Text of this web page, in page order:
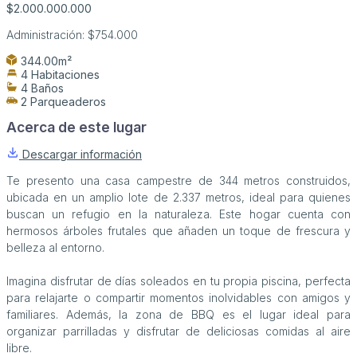
$2.000.000.000
Administración: $754.000
344.00m²
4 Habitaciones
4 Baños
2 Parqueaderos
Acerca de este lugar
Descargar información
Te presento una casa campestre de 344 metros construidos,
ubicada en un amplio lote de 2.337 metros, ideal para quienes
buscan un refugio en la naturaleza. Este hogar cuenta con
hermosos árboles frutales que añaden un toque de frescura y
belleza al entorno.
Imagina disfrutar de días soleados en tu propia piscina, perfecta
para relajarte o compartir momentos inolvidables con amigos y
familiares. Además, la zona de BBQ es el lugar ideal para
organizar parrilladas y disfrutar de deliciosas comidas al aire
libre.